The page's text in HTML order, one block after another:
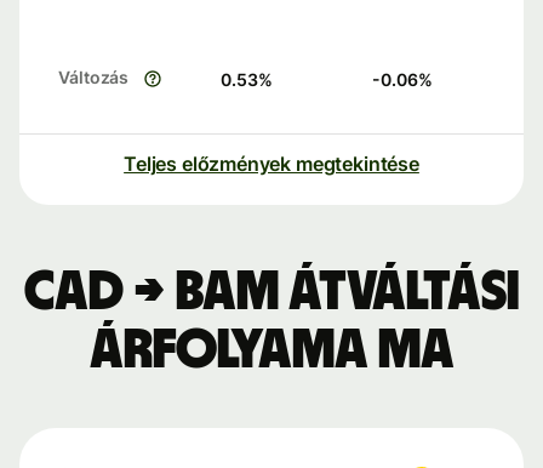
Változás 0.53% -0.06%
Teljes előzmények megtekintése
CAD → BAM átváltási
árfolyama ma